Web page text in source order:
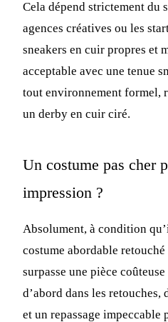
Cela dépend strictement du
agences créatives ou les
sneakers en cuir propres et
acceptable avec une tenue
tout environnement formel,
un derby en cuir ciré.
Un costume pas cher
impression ?
Absolument, à condition
costume abordable
surpasse une pièce
d’abord dans les retouches,
et un repassage impeccable